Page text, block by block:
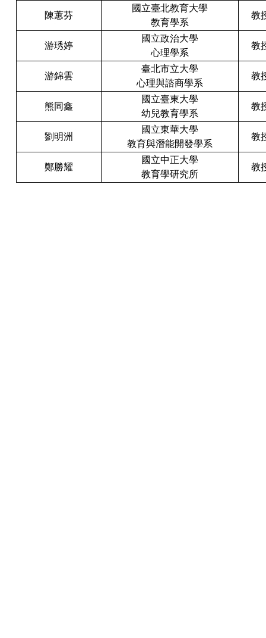
陳蕙芬
國立臺北教育大學
教育學系
教
游琇婷
國立政治大學
心理學系
教
游錦雲
臺北市立大學
心理與諮商學系
教
熊同鑫
國立臺東大學
幼兒教育學系
教
劉明洲
國立東華大學
教育與潛能開發學系
教
鄭勝耀
國立中正大學
教育學研究所
教